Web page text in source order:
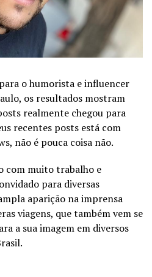
o humorista e influencer
os resultados mostram
realmente chegou para
recentes posts está com
não é pouca coisa não.
com muito trabalho e
para diversas
aparição na imprensa
viagens, que também vem se
a sua imagem em diversos